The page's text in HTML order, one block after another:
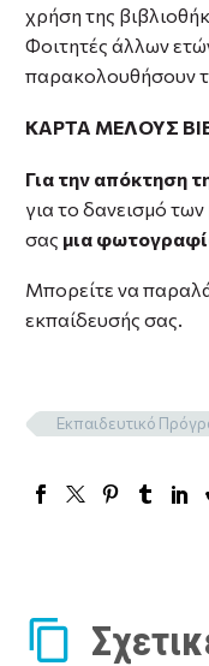
χρήση της
Φοιτητές άλλων
παρακολουθήσουν
ΚΑΡΤΑ ΜΕΛΟΥΣ
Για την απόκτηση
για το δανεισμό των
σας μια
Μπορείτε να
εκπαίδευσής σας.
Εκπαιδευτικό